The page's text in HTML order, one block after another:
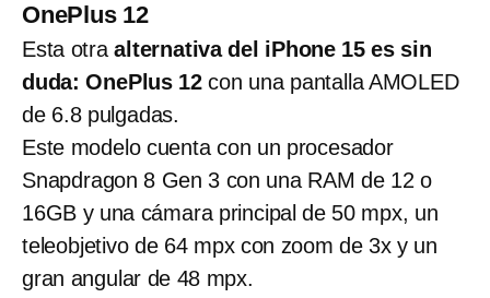
OnePlus 12
Esta otraalternativa del iPhone 15 es sin
duda: OnePlus 12con una pantalla AMOLED
de 6.8 pulgadas.
Este modelo cuenta con un procesador
Snapdragon 8 Gen 3 con una RAM de 12 o
16GB y una cámara principal de 50 mpx, un
teleobjetivo de 64 mpx con zoom de 3x y un
gran angular de 48 mpx.